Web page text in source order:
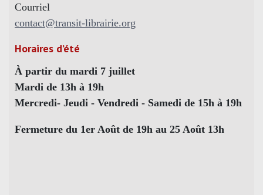
Courriel
contact@transit-librairie.org
Horaires d’été
À partir du mardi 7 juillet
Mardi de 13h à 19h
Mercredi- Jeudi - Vendredi - Samedi de 15h à 19h
Fermeture du 1er Août de 19h au 25 Août 13h